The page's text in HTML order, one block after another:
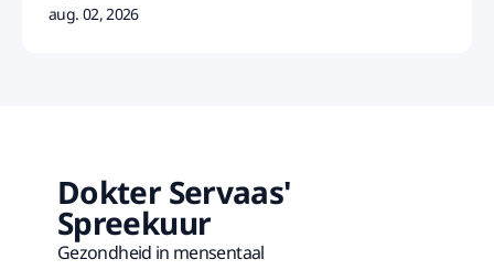
iets te zien is in het bloed.
aug. 02, 2026
Dokter Servaas'
Spreekuur
Gezondheid in mensentaal